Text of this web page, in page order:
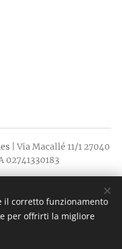
| Via Macallé 11/1 27040
02741330183
Cookies
il corretto funzionamento
per offrirti la migliore